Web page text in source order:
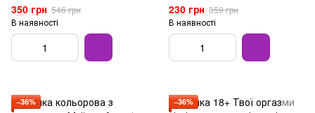
350 грн 546 грн
В наявності
230 грн 359 грн
В наявності
−36% −36%